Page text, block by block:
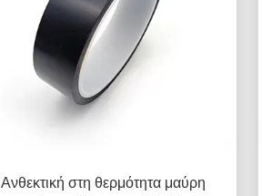
Ανθεκτική στη θερμότητα μαύρη